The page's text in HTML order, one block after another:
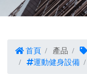
首頁 產品
運動健身設備